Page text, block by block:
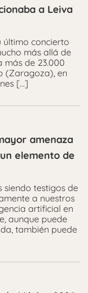
a Leiva
último concierto
más allá de
más de 23.000
(Zaragoza), en
[…]
amenaza
elemento de
siendo testigos de
a nuestros
artificial en
aunque puede
también puede